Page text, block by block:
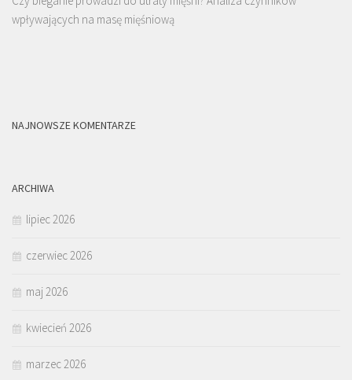
wpływających na masę mięśniową
NAJNOWSZE KOMENTARZE
ARCHIWA
lipiec 2026
czerwiec 2026
maj 2026
kwiecień 2026
marzec 2026